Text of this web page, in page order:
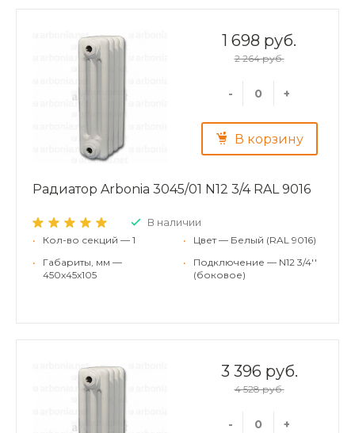
1 698 руб.
2 264 руб.
- +
В корзину
Радиатор Arbonia 3045/01 N12 3/4 RAL 9016
В наличии
•
Кол-во секций — 1
•
Габариты, мм —
450x45x105
•
Цвет — Белый (RAL 9016)
•
Подключение — N12 3/4''
(боковое)
3 396 руб.
4 528 руб.
- +